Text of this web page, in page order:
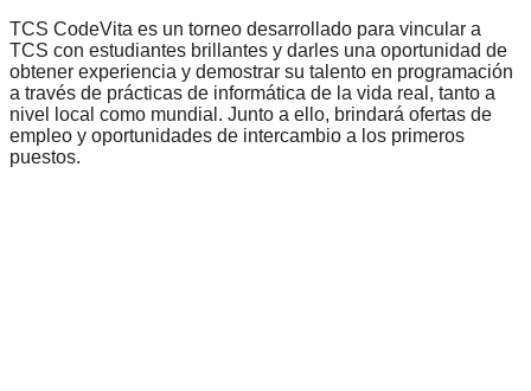
TCS CodeVita es un torneo desarrollado para vincular a
TCS con estudiantes brillantes y darles una oportunidad de
obtener experiencia y demostrar su talento en programación
a través de prácticas de informática de la vida real, tanto a
nivel local como mundial. Junto a ello, brindará ofertas de
empleo y oportunidades de intercambio a los primeros
puestos.